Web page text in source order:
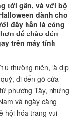
tới gần, và với bộ
dành cho
đây hẳn là công
để chào đón
trên máy tính
thường niên, là dịp
đi đến gõ cửa
phương Tây, nhưng
và ngày càng
hội hóa trang vui